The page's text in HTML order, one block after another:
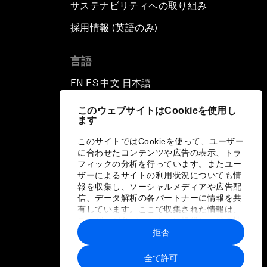
このウェブサイトはCookieを使用し
ます
このサイトではCookieを使って、ユーザー
に合わせたコンテンツや広告の表示、トラ
フィックの分析を行っています。またユー
ザーによるサイトの利用状況についても情
報を収集し、ソーシャルメディアや広告配
信、データ解析の各パートナーに情報を共
有しています。ここで収集された情報は、
ユーザーが各パートナーに提供した他の情
報や各パートナーのサービスを使用した際
に収集された情報と組み合わされ、各パー
トナーによって使用されることがありま
全て許可
拒否
サステナビリティへの取り組み
採用情報 (英語のみ)
言語
EN ▪ES▪中文▪ 日本語